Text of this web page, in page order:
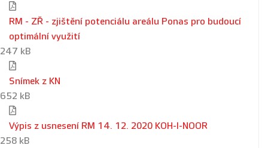
RM - ZŘ - zjištění potenciálu areálu Ponas pro budoucí
optimální využití
247 kB
Snímek z KN
652 kB
Výpis z usnesení RM 14. 12. 2020 KOH-I-NOOR
258 kB